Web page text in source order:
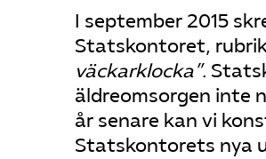
I september 2015
Statskontoret,
väckarklocka”.
äldreomsorgen inte
år senare kan vi
Statskontorets nya